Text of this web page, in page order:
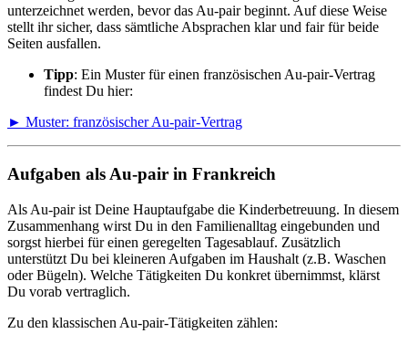
unterzeichnet werden, bevor das Au-pair beginnt. Auf diese Weise
stellt ihr sicher, dass sämtliche Absprachen klar und fair für beide
Seiten ausfallen.
Tipp: Ein Muster für einen französischen Au-pair-Vertrag
findest Du hier:
► Muster: französischer Au-pair-Vertrag
Aufgaben als Au-pair in Frankreich
Als Au-pair ist Deine Hauptaufgabe die Kinderbetreuung. In diesem
Zusammenhang wirst Du in den Familienalltag eingebunden und
sorgst hierbei für einen geregelten Tagesablauf. Zusätzlich
unterstützt Du bei kleineren Aufgaben im Haushalt (z.B. Waschen
oder Bügeln). Welche Tätigkeiten Du konkret übernimmst, klärst
Du vorab vertraglich.
Zu den klassischen Au-pair-Tätigkeiten zählen: